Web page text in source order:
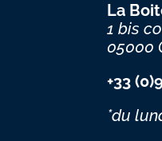
La
1 bis
05000
+33
*du